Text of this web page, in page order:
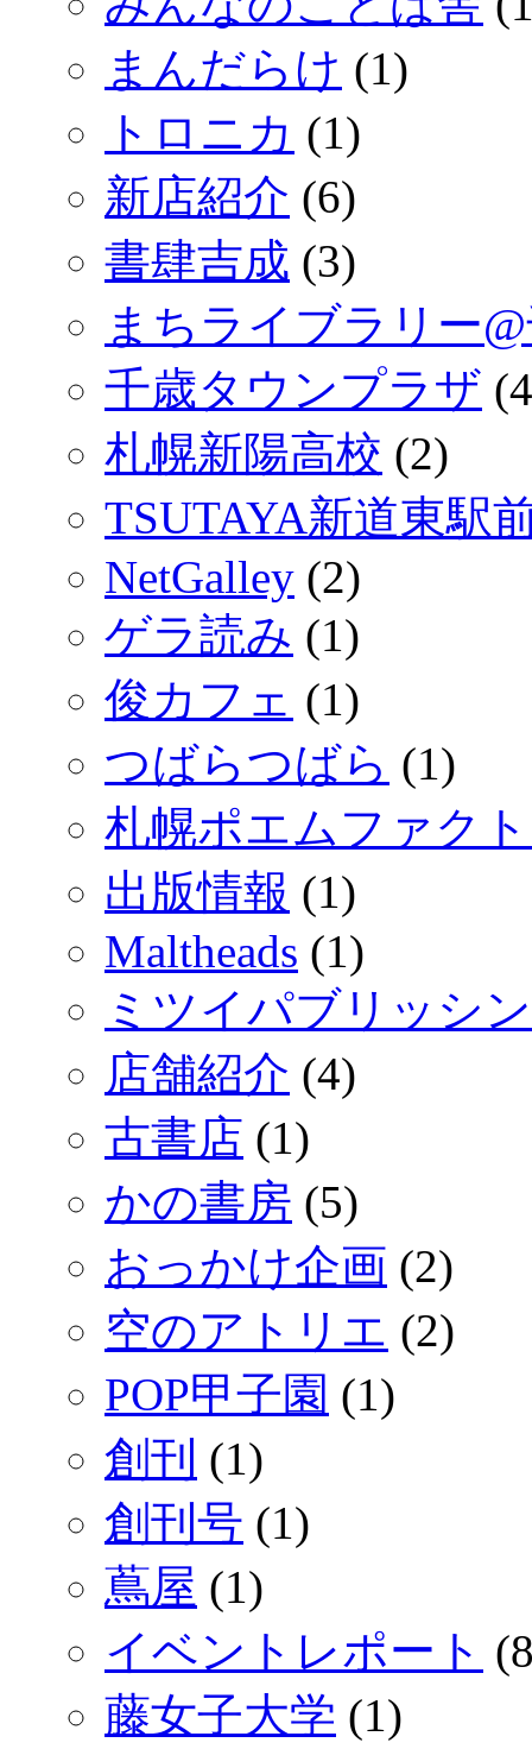
まんだらけ (1)
トロニカ (1)
新店紹介 (6)
書肆吉成 (3)
まちライブラリー
千歳タウンプラザ
札幌新陽高校 (2)
TSUTAYA新道東駅
NetGalley (2)
ゲラ読み (1)
俊カフェ (1)
つばらつばら (1)
札幌ポエムファク
出版情報 (1)
Maltheads (1)
ミツイパブリッシ
店舗紹介 (4)
古書店 (1)
かの書房 (5)
おっかけ企画 (2)
空のアトリエ (2)
POP甲子園 (1)
創刊 (1)
創刊号 (1)
蔦屋 (1)
イベントレポート
藤女子大学 (1)